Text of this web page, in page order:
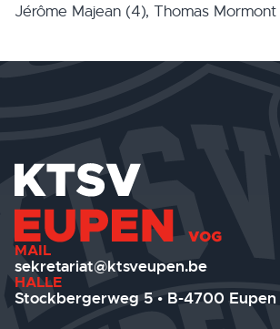
Jérôme Majean (4), Thomas
MAIL
sekretariat@ktsveupen.be
HALLE
Stockbergerweg 5 • B-4700 Eupen